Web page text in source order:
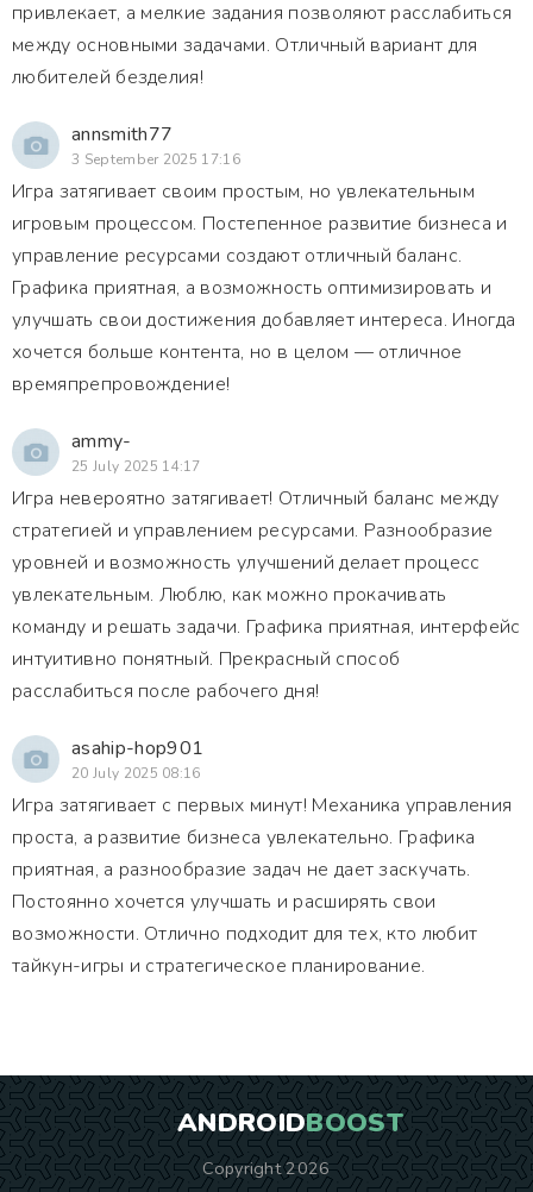
привлекает, а мелкие задания позволяют расслабиться
между основными задачами. Отличный вариант для
любителей безделия!
annsmith77
3 September 2025 17:16
Игра затягивает своим простым, но увлекательным
игровым процессом. Постепенное развитие бизнеса и
управление ресурсами создают отличный баланс.
Графика приятная, а возможность оптимизировать и
улучшать свои достижения добавляет интереса. Иногда
хочется больше контента, но в целом — отличное
времяпрепровождение!
ammy-
25 July 2025 14:17
Игра невероятно затягивает! Отличный баланс между
стратегией и управлением ресурсами. Разнообразие
уровней и возможность улучшений делает процесс
увлекательным. Люблю, как можно прокачивать
команду и решать задачи. Графика приятная, интерфейс
интуитивно понятный. Прекрасный способ
расслабиться после рабочего дня!
asahip-hop901
20 July 2025 08:16
Игра затягивает с первых минут! Механика управления
проста, а развитие бизнеса увлекательно. Графика
приятная, а разнообразие задач не дает заскучать.
Постоянно хочется улучшать и расширять свои
возможности. Отлично подходит для тех, кто любит
тайкун-игры и стратегическое планирование.
ANDROIDBOOST
Copyright 2026